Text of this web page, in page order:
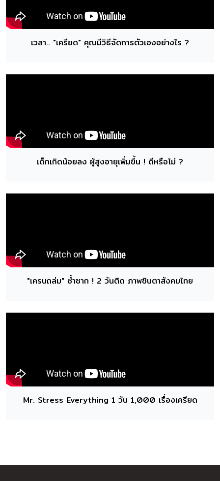
เวลา.. "เครียด" คุณมีวิธีจัดการตัวเองอย่างไร ?
เด็กเกิดน้อยลง ผู้สูงอายุเพิ่มขึ้น ! ดีหรือไม่ ?
"เครนถล่ม" ซ้ำซาก ! 2 วันติด ภาพชินตาสังคมไทย
Mr. Stress Everything 1 วัน 1,000 เรื่องเครียด